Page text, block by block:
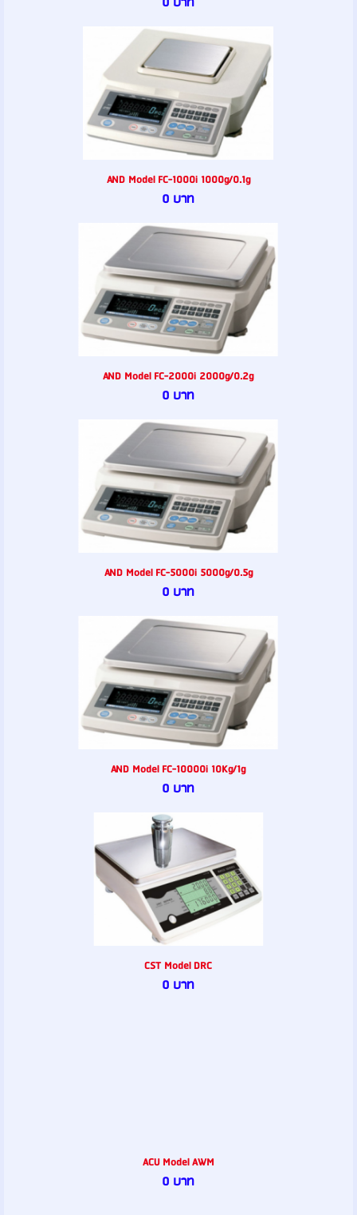
AND Model FC-1000i 1000g/0.1g
0 บาท
AND Model FC-2000i 2000g/0.2g
0 บาท
AND Model FC-5000i 5000g/0.5g
0 บาท
AND Model FC-10000i 10Kg/1g
0 บาท
CST Model DRC
0 บาท
ACU Model AWM
0 บาท